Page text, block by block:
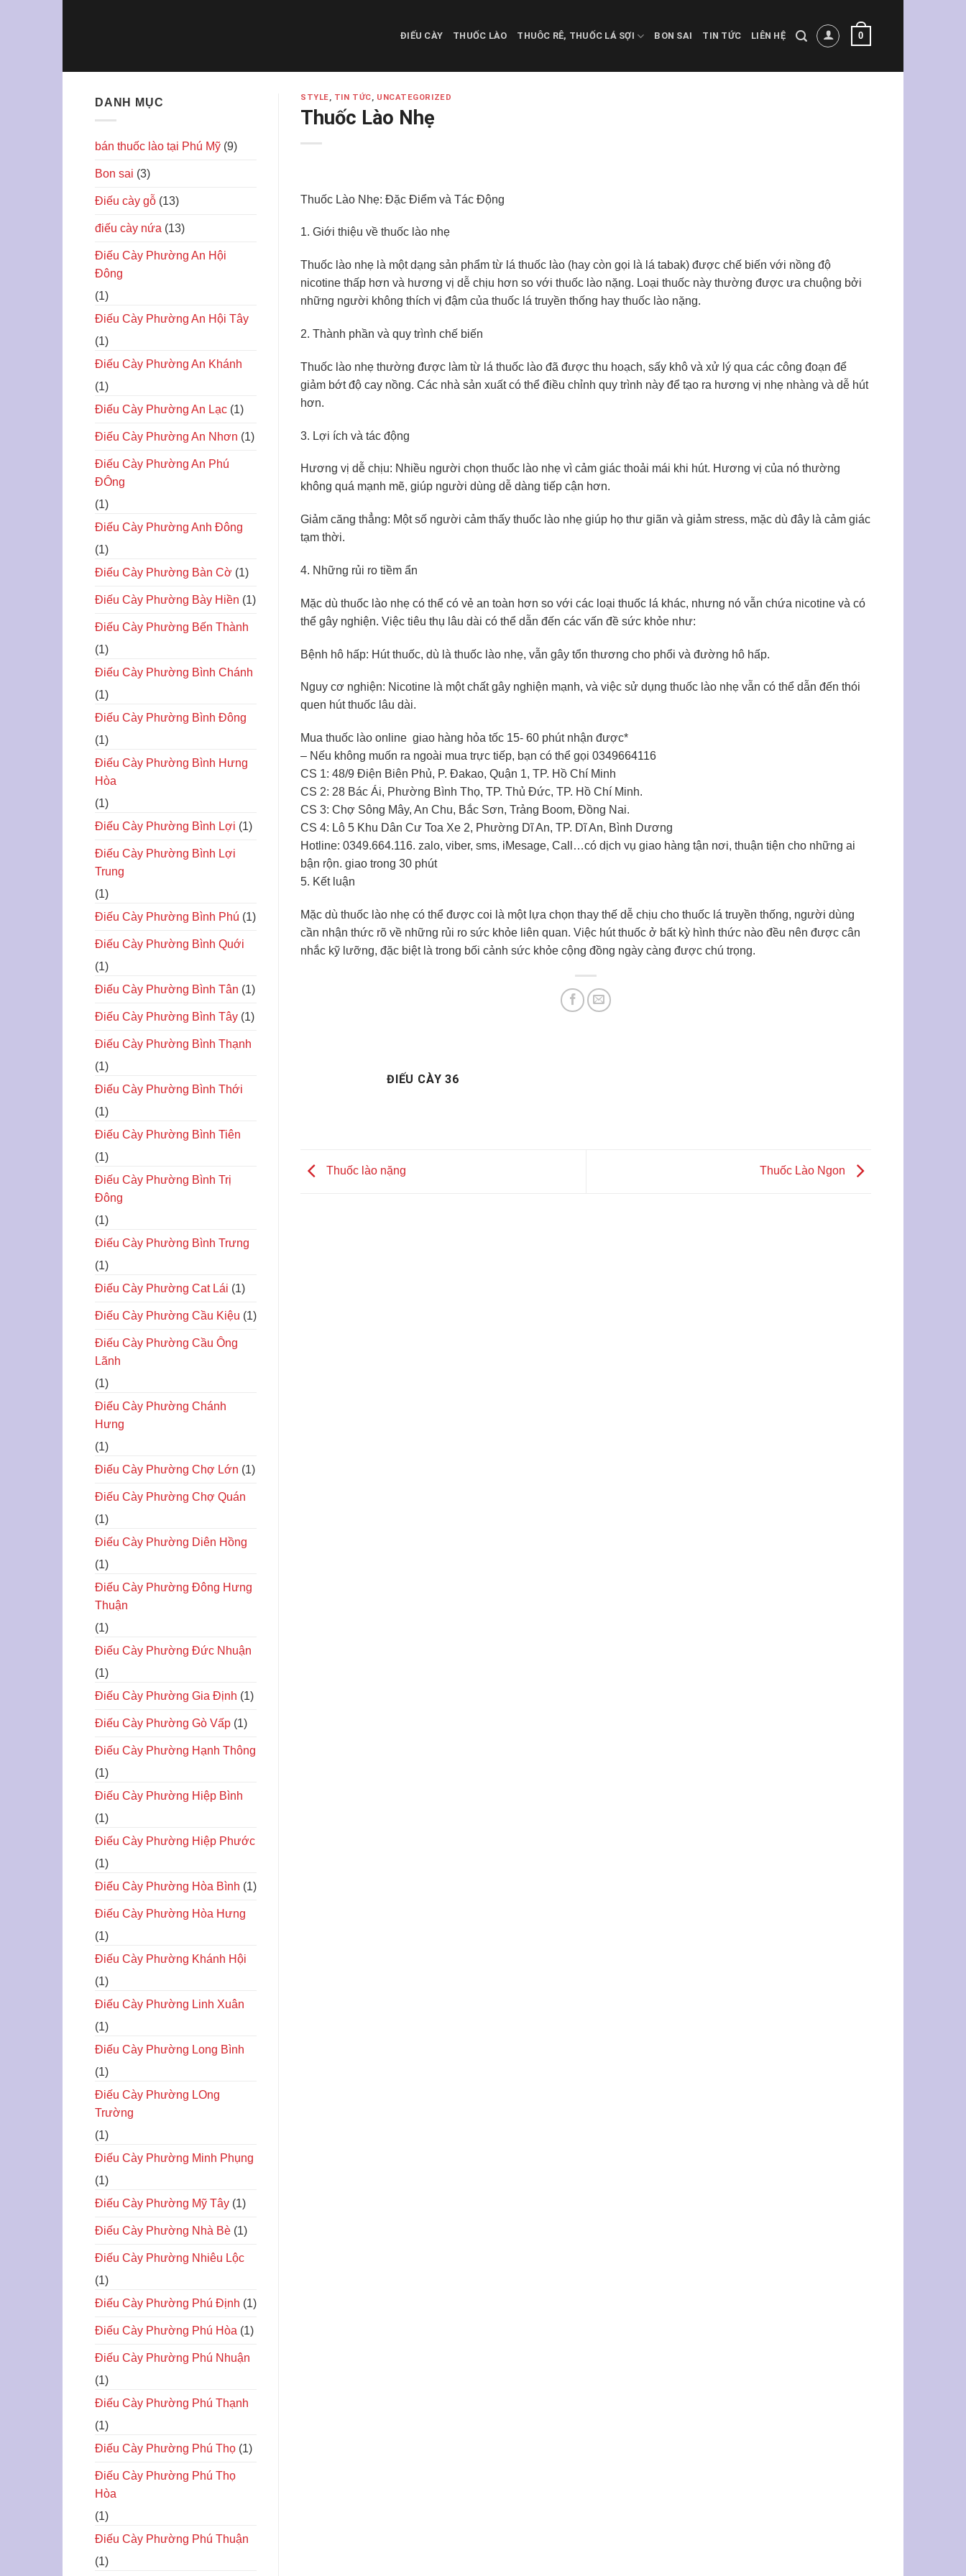
ĐIẾU CÀY THUỐC LÀO THUÔC RÊ, THUỐC LÁ SỢI BON SAI TIN TỨC LIÊN HỆ 0
DANH MỤC
bán thuốc lào tại Phú Mỹ (9)
Bon sai (3)
Điếu cày gỗ (13)
điếu cày nứa (13)
Điếu Cày Phường An Hội
Đông
(1)
Điếu Cày Phường An Hội Tây
(1)
Điếu Cày Phường An Khánh
(1)
Điếu Cày Phường An Lạc (1)
Điếu Cày Phường An Nhơn (1)
Điếu Cày Phường An Phú
ĐÔng
(1)
Điếu Cày Phường Anh Đông
(1)
Điếu Cày Phường Bàn Cờ (1)
Điếu Cày Phường Bày Hiền (1)
Điếu Cày Phường Bến Thành
(1)
Điếu Cày Phường Bình Chánh
(1)
Điếu Cày Phường Bình Đông
(1)
Điếu Cày Phường Bình Hưng
Hòa
(1)
Điếu Cày Phường Bình Lợi (1)
Điếu Cày Phường Bình Lợi
Trung
(1)
Điếu Cày Phường Bình Phú (1)
Điếu Cày Phường Bình Quới
(1)
Điếu Cày Phường Bình Tân (1)
Điếu Cày Phường Bình Tây (1)
Điếu Cày Phường Bình Thạnh
(1)
Điếu Cày Phường Bình Thới
(1)
Điếu Cày Phường Bình Tiên
(1)
Điếu Cày Phường Bình Trị
Đông
(1)
Điếu Cày Phường Bình Trưng
(1)
Điếu Cày Phường Cat Lái (1)
Điếu Cày Phường Cầu Kiệu (1)
Điếu Cày Phường Cầu Ông
Lãnh
(1)
Điếu Cày Phường Chánh
Hưng
(1)
Điếu Cày Phường Chợ Lớn (1)
Điếu Cày Phường Chợ Quán
(1)
Điếu Cày Phường Diên Hồng
(1)
Điếu Cày Phường Đông Hưng
Thuận
(1)
Điếu Cày Phường Đức Nhuận
(1)
Điếu Cày Phường Gia Định (1)
Điếu Cày Phường Gò Vấp (1)
Điếu Cày Phường Hạnh Thông
(1)
Điếu Cày Phường Hiệp Bình
(1)
Điếu Cày Phường Hiệp Phước
(1)
Điếu Cày Phường Hòa Bình (1)
Điếu Cày Phường Hòa Hưng
(1)
Điếu Cày Phường Khánh Hội
(1)
Điếu Cày Phường Linh Xuân
(1)
Điếu Cày Phường Long Bình
(1)
Điếu Cày Phường LOng
Trường
(1)
Điếu Cày Phường Minh Phụng
(1)
Điếu Cày Phường Mỹ Tây (1)
Điếu Cày Phường Nhà Bè (1)
Điếu Cày Phường Nhiêu Lộc
(1)
Điếu Cày Phường Phú Định (1)
Điếu Cày Phường Phú Hòa (1)
Điếu Cày Phường Phú Nhuận
(1)
Điếu Cày Phường Phú Thạnh
(1)
Điếu Cày Phường Phú Thọ (1)
Điếu Cày Phường Phú Thọ
Hòa
(1)
Điếu Cày Phường Phú Thuận
(1)
STYLE, TIN TỨC, UNCATEGORIZED
Thuốc Lào Nhẹ
Thuốc Lào Nhẹ: Đặc Điểm và Tác Động
1. Giới thiệu về thuốc lào nhẹ
Thuốc lào nhẹ là một dạng sản phẩm từ lá thuốc lào (hay còn gọi là lá tabak) được chế biến với nồng độ
nicotine thấp hơn và hương vị dễ chịu hơn so với thuốc lào nặng. Loại thuốc này thường được ưa chuộng bởi
những người không thích vị đậm của thuốc lá truyền thống hay thuốc lào nặng.
2. Thành phần và quy trình chế biến
Thuốc lào nhẹ thường được làm từ lá thuốc lào đã được thu hoạch, sấy khô và xử lý qua các công đoạn để
giảm bớt độ cay nồng. Các nhà sản xuất có thể điều chỉnh quy trình này để tạo ra hương vị nhẹ nhàng và dễ hút
hơn.
3. Lợi ích và tác động
Hương vị dễ chịu: Nhiều người chọn thuốc lào nhẹ vì cảm giác thoải mái khi hút. Hương vị của nó thường
không quá mạnh mẽ, giúp người dùng dễ dàng tiếp cận hơn.
Giảm căng thẳng: Một số người cảm thấy thuốc lào nhẹ giúp họ thư giãn và giảm stress, mặc dù đây là cảm giác
tạm thời.
4. Những rủi ro tiềm ẩn
Mặc dù thuốc lào nhẹ có thể có vẻ an toàn hơn so với các loại thuốc lá khác, nhưng nó vẫn chứa nicotine và có
thể gây nghiện. Việc tiêu thụ lâu dài có thể dẫn đến các vấn đề sức khỏe như:
Bệnh hô hấp: Hút thuốc, dù là thuốc lào nhẹ, vẫn gây tổn thương cho phổi và đường hô hấp.
Nguy cơ nghiện: Nicotine là một chất gây nghiện mạnh, và việc sử dụng thuốc lào nhẹ vẫn có thể dẫn đến thói
quen hút thuốc lâu dài.
Mua thuốc lào online giao hàng hỏa tốc 15- 60 phút nhận được*
– Nếu không muốn ra ngoài mua trực tiếp, bạn có thể gọi 0349664116
CS 1: 48/9 Điện Biên Phủ, P. Đakao, Quận 1, TP. Hồ Chí Minh
CS 2: 28 Bác Ái, Phường Bình Thọ, TP. Thủ Đức, TP. Hồ Chí Minh.
CS 3: Chợ Sông Mây, An Chu, Bắc Sơn, Trảng Boom, Đồng Nai.
CS 4: Lô 5 Khu Dân Cư Toa Xe 2, Phường Dĩ An, TP. Dĩ An, Bình Dương
Hotline: 0349.664.116. zalo, viber, sms, iMesage, Call…có dịch vụ giao hàng tận nơi, thuận tiện cho những ai
bận rộn. giao trong 30 phút
5. Kết luận
Mặc dù thuốc lào nhẹ có thể được coi là một lựa chọn thay thế dễ chịu cho thuốc lá truyền thống, người dùng
cần nhận thức rõ về những rủi ro sức khỏe liên quan. Việc hút thuốc ở bất kỳ hình thức nào đều nên được cân
nhắc kỹ lưỡng, đặc biệt là trong bối cảnh sức khỏe cộng đồng ngày càng được chú trọng.
ĐIẾU CÀY 36
Thuốc lào nặng Thuốc Lào Ngon